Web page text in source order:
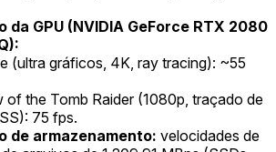
da GPU (NVIDIA GeForce RTX 2080
(ultra gráficos, 4K, ray tracing): ~55
of the Tomb Raider (1080p, traçado de
75 fps.
de armazenamento: velocidades de